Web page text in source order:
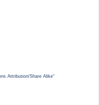
Attribution/Share Alike“